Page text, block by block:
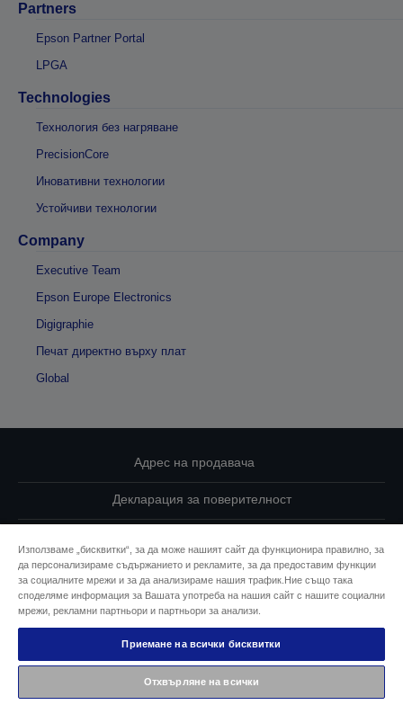
Partners
Epson Partner Portal
LPGA
Technologies
Технология без нагряване
PrecisionCore
Иновативни технологии
Устойчиви технологии
Company
Executive Team
Epson Europe Electronics
Digigraphie
Печат директно върху плат
Global
Адрес на продавача
Декларация за поверителност
Свържете се с нас за Вашите данни
Информация за бисквитките
Ангажимент за достъпност на Epson
© 2026 Seiko Epson
Използваме „бисквитки“, за да може нашият сайт да функционира правилно, за
да персонализираме съдържанието и рекламите, за да предоставим функции
за социалните мрежи и за да анализираме нашия трафик.Ние също така
споделяме информация за Вашата употреба на нашия сайт с нашите социални
мрежи, рекламни партньори и партньори за анализи.
Приемане на всички бисквитки
Отхвърляне на всички